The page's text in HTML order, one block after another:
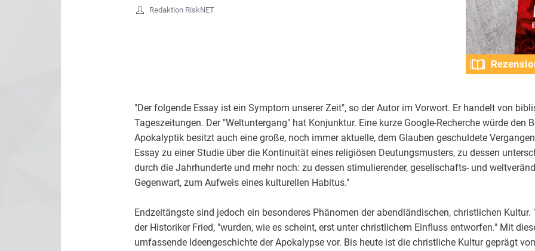
Redaktion RiskNET
"Der folgende Essay ist ein Symptom unserer Zeit", so der Autor im Vorwort. Er handelt von
Tageszeitungen. Der "Weltuntergang" hat Konjunktur. Eine kurze Google-Recherche würde den
Apokalyptik besitzt auch eine große, noch immer aktuelle, dem Glauben geschuldete
Essay zu einer Studie über die Kontinuität eines religiösen Deutungsmusters, zu dessen
durch die Jahrhunderte und mehr noch: zu dessen stimulierender, gesellschafts- und
Gegenwart, zum Aufweis eines kulturellen Habitus."
Endzeitängste sind jedoch ein besonderes Phänomen der abendländischen, christlichen Kultur.
der Historiker Fried, "wurden, wie es scheint, erst unter christlichem Einfluss entworfen." Mit
umfassende Ideengeschichte der Apokalypse vor. Bis heute ist die christliche Kultur geprägt